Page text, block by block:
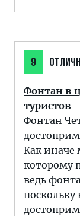
9
Фонтан в
туристов
Фонтан
Как иначе
которому
ведь
поскольку